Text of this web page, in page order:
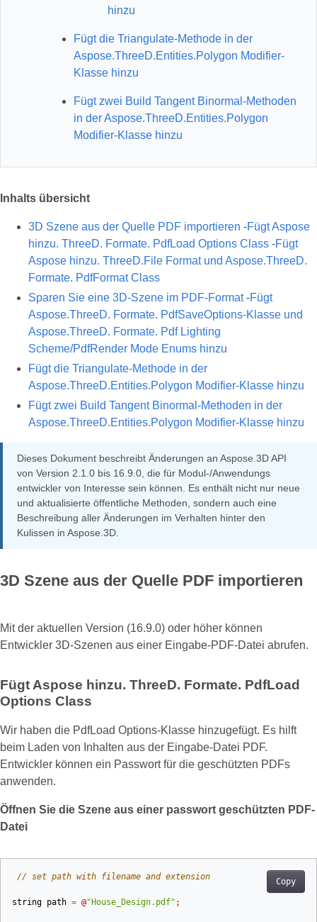
hinzu
Fügt die Triangulate-Methode in der
Aspose.ThreeD.Entities.Polygon Modifier-
Klasse hinzu
Fügt zwei Build Tangent Binormal-Methoden
in der Aspose.ThreeD.Entities.Polygon
Modifier-Klasse hinzu
Inhalts übersicht
3D Szene aus der Quelle PDF importieren -Fügt Aspose
hinzu. ThreeD. Formate. PdfLoad Options Class -Fügt
Aspose hinzu. ThreeD.File Format und Aspose.ThreeD.
Formate. PdfFormat Class
Sparen Sie eine 3D-Szene im PDF-Format-Fügt
Aspose.ThreeD. Formate. PdfSaveOptions-Klasse und
Aspose.ThreeD. Formate. Pdf Lighting
Scheme/PdfRender Mode Enums hinzu
Fügt die Triangulate-Methode in der
Aspose.ThreeD.Entities.Polygon Modifier-Klasse hinzu
Fügt zwei Build Tangent Binormal-Methoden in der
Aspose.ThreeD.Entities.Polygon Modifier-Klasse hinzu
Dieses Dokument beschreibt Änderungen an Aspose.3D API
von Version 2.1.0 bis 16.9.0, die für Modul-/Anwendungs
entwickler von Interesse sein können. Es enthält nicht nur neue
und aktualisierte öffentliche Methoden, sondern auch eine
Beschreibung aller Änderungen im Verhalten hinter den
Kulissen in Aspose.3D.
3D Szene aus der Quelle PDF importieren
Mit der aktuellen Version (16.9.0) oder höher können
Entwickler 3D-Szenen aus einer Eingabe-PDF-Datei abrufen.
Fügt Aspose hinzu. ThreeD. Formate. PdfLoad
Options Class
Wir haben die PdfLoad Options-Klasse hinzugefügt. Es hilft
beim Laden von Inhalten aus der Eingabe-Datei PDF.
Entwickler können ein Passwort für die geschützten PDFs
anwenden.
Öffnen Sie die Szene aus einer passwort geschützten PDF-
Datei
Copy
// set path with filename and extension
string path = @"House_Design.pdf" ;